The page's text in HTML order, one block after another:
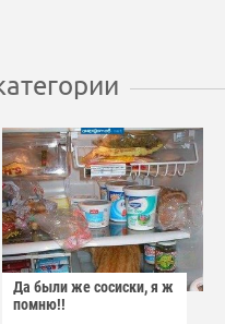
Да были же сосиски, я ж
помню!!